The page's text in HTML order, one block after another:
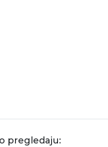
pregledaju: